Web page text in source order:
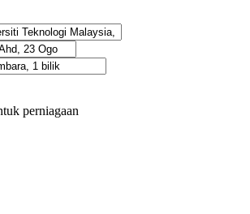
perniagaan